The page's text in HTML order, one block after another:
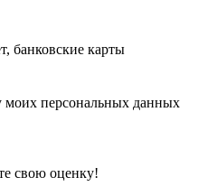
банковские карты
моих персональных данных
свою оценку!